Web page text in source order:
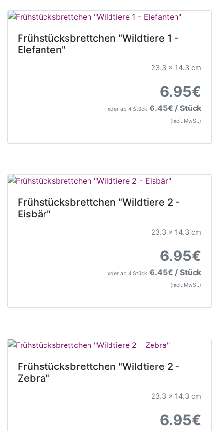
Frühstücksbrettchen "Wildtiere 1 -
Elefanten"
23.3 x 14.3 cm
6.95€
oder ab 4 Stück 6.45€ / Stück
(incl. MwSt.)
Frühstücksbrettchen "Wildtiere 2 -
Eisbär"
23.3 x 14.3 cm
6.95€
oder ab 4 Stück 6.45€ / Stück
(incl. MwSt.)
Frühstücksbrettchen "Wildtiere 2 -
Zebra"
23.3 x 14.3 cm
6.95€